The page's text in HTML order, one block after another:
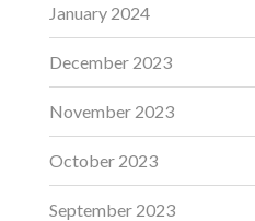
January 2024
December 2023
November 2023
October 2023
September 2023